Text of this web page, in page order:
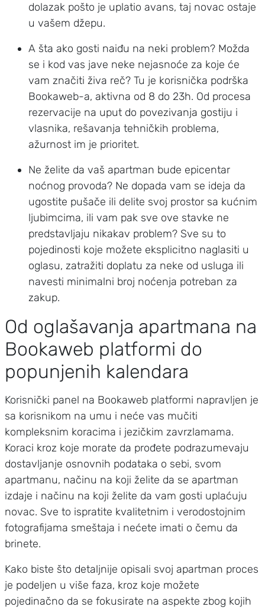
dolazak pošto je uplatio avans, taj novac ostaje
u vašem džepu.
A šta ako gosti naiđu na neki problem? Možda
se i kod vas jave neke nejasnoće za koje će
vam značiti živa reč? Tu je korisnička podrška
Bookaweb-a, aktivna od 8 do 23h. Od procesa
rezervacije na uput do povezivanja gostiju i
vlasnika, rešavanja tehničkih problema,
ažurnost im je prioritet.
Ne želite da vaš apartman bude epicentar
noćnog provoda? Ne dopada vam se ideja da
ugostite pušače ili delite svoj prostor sa kućnim
ljubimcima, ili vam pak sve ove stavke ne
predstavljaju nikakav problem? Sve su to
pojedinosti koje možete eksplicitno naglasiti u
oglasu, zatražiti doplatu za neke od usluga ili
navesti minimalni broj noćenja potreban za
zakup.
Od oglašavanja apartmana na
Bookaweb platformi do
popunjenih kalendara
Korisnički panel na Bookaweb platformi napravljen je
sa korisnikom na umu i neće vas mučiti
kompleksnim koracima i jezičkim zavrzlamama.
Koraci kroz koje morate da prođete podrazumevaju
dostavljanje osnovnih podataka o sebi, svom
apartmanu, načinu na koji želite da se apartman
izdaje i načinu na koji želite da vam gosti uplaćuju
novac. Sve to ispratite kvalitetnim i verodostojnim
fotografijama smeštaja i nećete imati o čemu da
brinete.
Kako biste što detaljnije opisali svoj apartman proces
je podeljen u više faza, kroz koje možete
pojedinačno da se fokusirate na aspekte zbog kojih